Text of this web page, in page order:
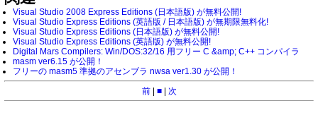
Visual Studio 2008 Express Editions (日本語版) が無料公開!
Visual Studio Express Editions (英語版 / 日本語版) が無期限無料化!
Visual Studio Express Editions (日本語版) が無料公開!
Visual Studio Express Editions (英語版) が無料公開!
Digital Mars Compilers: Win/DOS:32/16 用フリー C &amp; C++ コンパイラ
masm ver6.15 が公開！
フリーの masm5 準拠のアセンブラ nwsa ver1.30 が公開！
前| ■| 次